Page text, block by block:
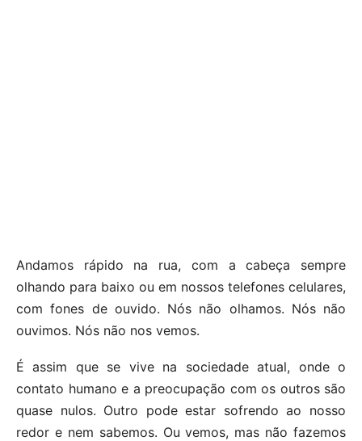
Andamos rápido na rua, com a cabeça sempre
olhando para baixo ou em nossos telefones celulares,
com fones de ouvido. Nós não olhamos. Nós não
ouvimos. Nós não nos vemos.
É assim que se vive na sociedade atual, onde o
contato humano e a preocupação com os outros são
quase nulos. Outro pode estar sofrendo ao nosso
redor e nem sabemos. Ou vemos, mas não fazemos